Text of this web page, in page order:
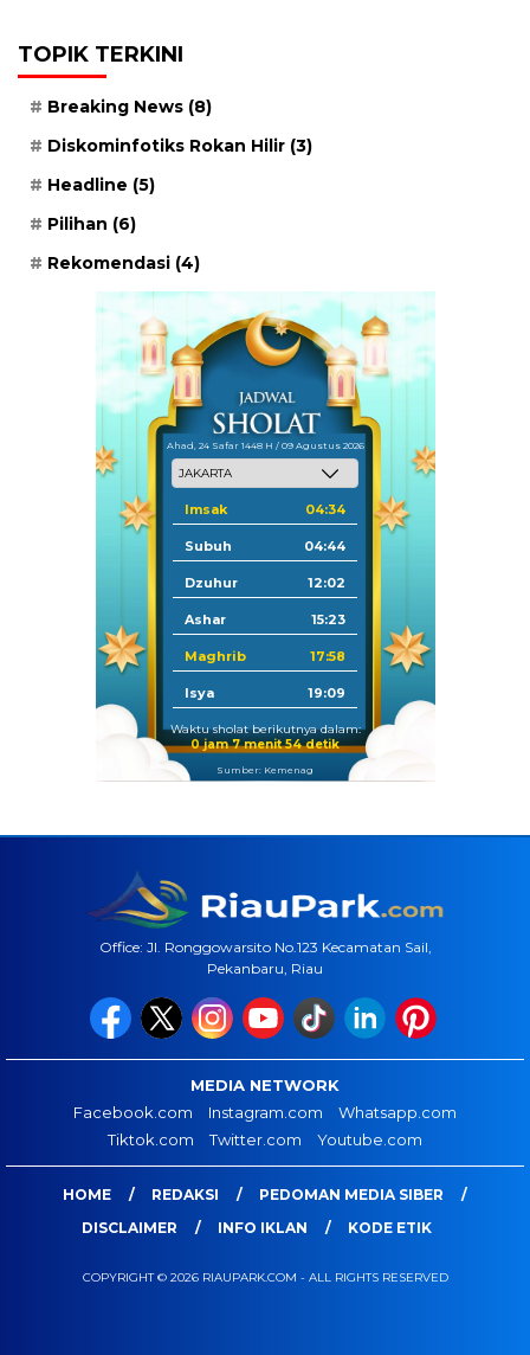
TOPIK TERKINI
Breaking News (8)
Diskominfotiks Rokan Hilir (3)
Headline (5)
Pilihan (6)
Rekomendasi (4)
Ahad, 24 Safar 1448 H / 09 Agustus 2026
Imsak 04:34
Subuh 04:44
Dzuhur 12:02
Ashar 15:23
Maghrib 17:58
Isya 19:09
Waktu sholat berikutnya dalam:
0 jam 7 menit 53 detik
Sumber: Kemenag
Office: Jl. Ronggowarsito No.123 Kecamatan Sail,
Pekanbaru, Riau
MEDIA NETWORK
Facebook.com
Instagram.com
Whatsapp.com
Tiktok.com
Twitter.com Youtube.com
HOME REDAKSI
PEDOMAN MEDIA SIBER
DISCLAIMER
INFO IKLAN KODE ETIK
COPYRIGHT © 2026 RIAUPARK.COM - ALL RIGHTS RESERVED